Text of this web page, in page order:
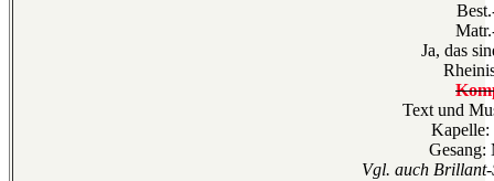
Ja, das
Text und
Kapelle:
Gesang:
Vgl. auch